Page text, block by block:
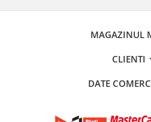
MAGAZINUL
CLIENTI
DATE